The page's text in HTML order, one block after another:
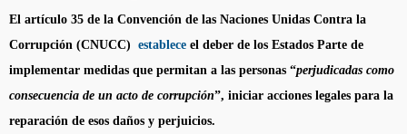
El artículo 35 de la Convención de las Naciones Unidas Contra la
Corrupción (CNUCC) establece el deber de los Estados Parte de
implementar medidas que permitan a las personas “perjudicadas como
consecuencia de un acto de corrupción”, iniciar acciones legales para la
reparación de esos daños y perjuicios.